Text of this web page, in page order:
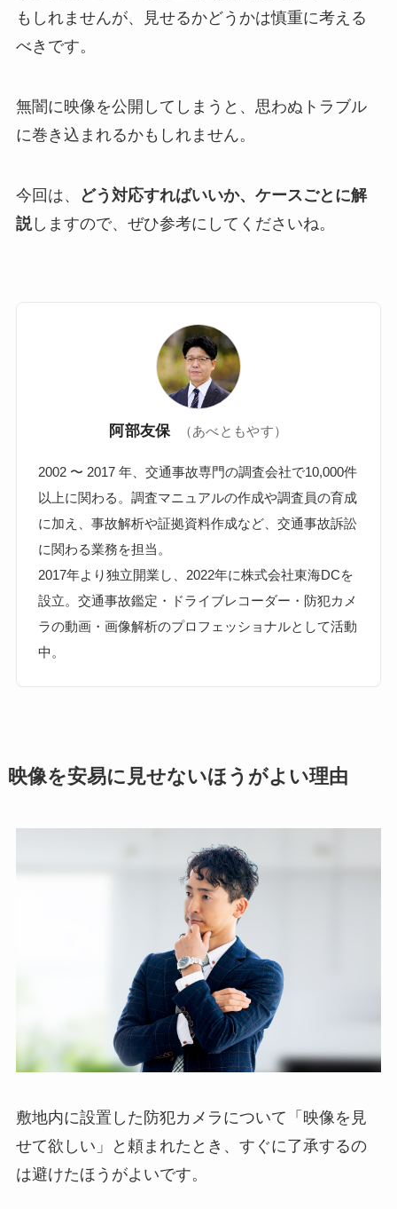
もしれませんが、見せるかどうかは慎重に考える
べきです。
無闇に映像を公開してしまうと、思わぬトラブル
に巻き込まれるかもしれません。
今回は、
どう対応すればいいか、ケースごとに解
説しますので、ぜひ参考にしてくださいね。
阿部友保 （あべともやす）
2002 〜 2017 年、交通事故専門の調査会社で10,000件
以上に関わる。調査マニュアルの作成や調査員の育成
に加え、事故解析や証拠資料作成など、交通事故訴訟
に関わる業務を担当。
2017年より独立開業し、2022年に株式会社東海DCを
設立。交通事故鑑定・ドライブレコーダー・防犯カメ
ラの動画・画像解析のプロフェッショナルとして活動
中。
映像を安易に見せないほうがよい理由
敷地内に設置した防犯カメラについて「映像を見
せて欲しい」と頼まれたとき、すぐに了承するの
は避けたほうがよいです。